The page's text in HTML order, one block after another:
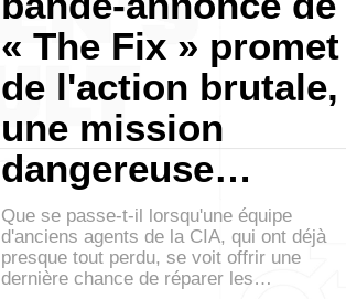
« The Fix » promet
de l'action brutale,
une mission
dangereuse…
Que se passe-t-il lorsqu'une équipe
d'anciens agents de la CIA, qui ont déjà
presque tout perdu, se voit offrir une
dernière chance de réparer les…